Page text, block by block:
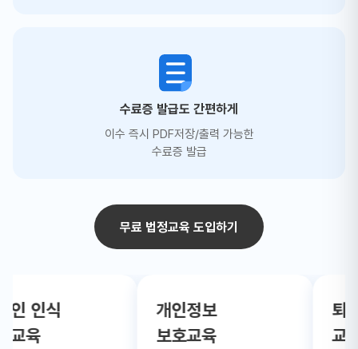
수료증 발급도 간편하게
이수 즉시 PDF저장/출력 가능한
수료증 발급
무료 법정교육 도입하기
인식
육
개인정보
보호교육
퇴
교육